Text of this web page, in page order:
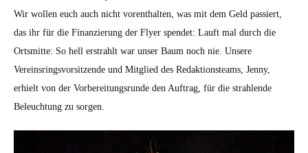
Wir wollen euch auch nicht vorenthalten, was mit dem Geld passiert,
das ihr für die Finanzierung der Flyer spendet: Lauft mal durch die
Ortsmitte: So hell erstrahlt war unser Baum noch nie. Unsere
Vereinsringsvorsitzende und Mitglied des Redaktionsteams, Jenny,
erhielt von der Vorbereitungsrunde den Auftrag, für die strahlende
Beleuchtung zu sorgen.